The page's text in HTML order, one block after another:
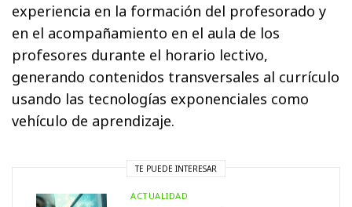
experiencia en la formación del profesorado y
en el acompañamiento en el aula de los
profesores durante el horario lectivo,
generando contenidos transversales al currículo
usando las tecnologías exponenciales como
vehículo de aprendizaje.
TE PUEDE INTERESAR
ACTUALIDAD